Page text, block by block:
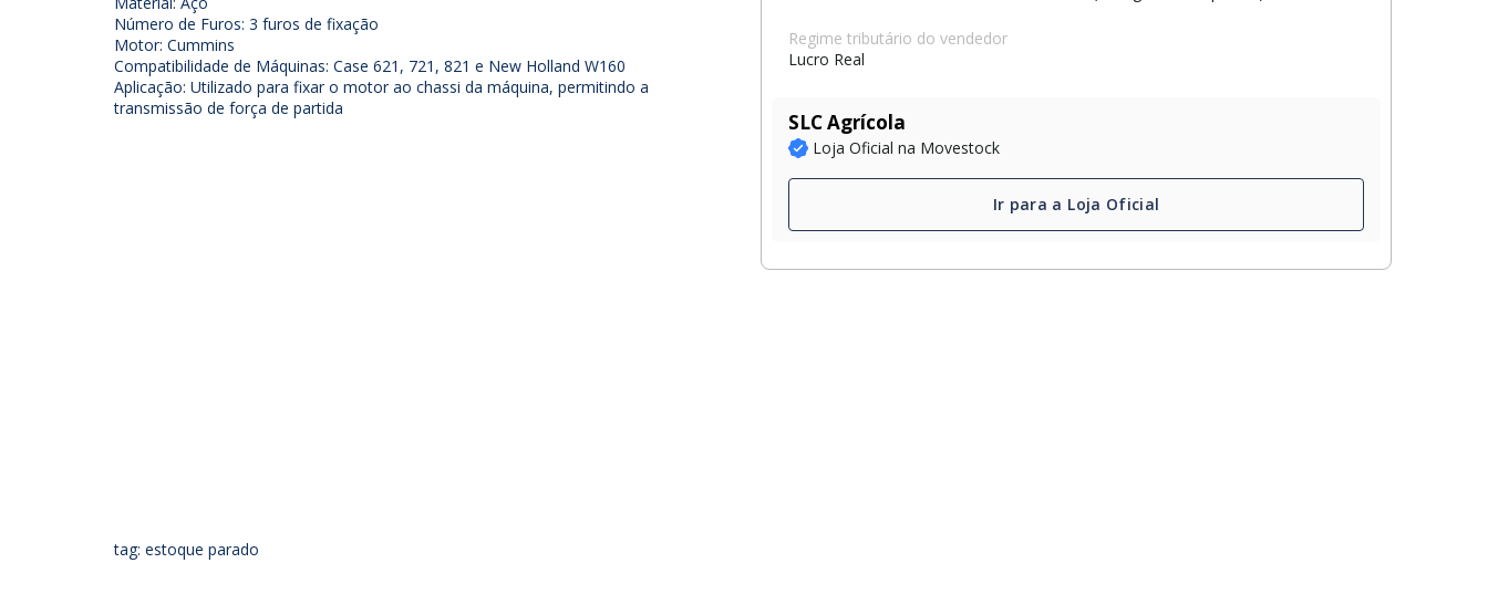
Número de Furos: 3 furos de fixação
Motor: Cummins
Compatibilidade de Máquinas: Case 621, 721, 821 e New Holland W160
Aplicação: Utilizado para fixar o motor ao chassi da máquina, permitindo a
transmissão de força de partida
tag: estoque parado
Regime tributário do vendedor
Lucro Real
SLC Agrícola
Loja Oficial na Movestock
Ir para a Loja Oficial